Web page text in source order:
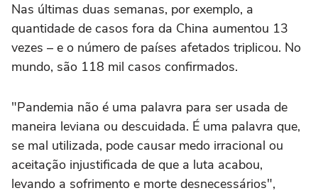
Nas últimas duas semanas, por exemplo, a
quantidade de casos fora da China aumentou 13
vezes – e o número de países afetados triplicou. No
mundo, são 118 mil casos confirmados.
"Pandemia não é uma palavra para ser usada de
maneira leviana ou descuidada. É uma palavra que,
se mal utilizada, pode causar medo irracional ou
aceitação injustificada de que a luta acabou,
levando a sofrimento e morte desnecessários",